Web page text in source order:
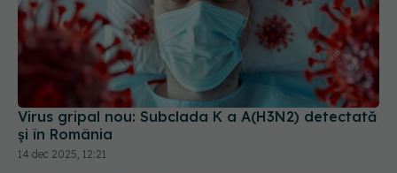
Virus gripal nou: Subclada K a A(H3N2) detectată
și în România
14 dec 2025, 12:21